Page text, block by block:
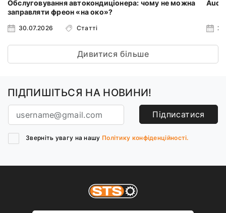
Обслуговування автокондиціонера: чому не можна
заправляти фреон «на око»?
30.07.2026 Статті
Audi
Дивитися більше
ПІДПИШІТЬСЯ НА НОВИНИ!
Підписатися
Зверніть увагу на нашу Політику конфіденційності.